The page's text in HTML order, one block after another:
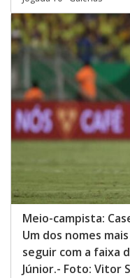
Meio-campista:
Um dos nomes
seguir com a faixa
Júnior.- Foto: Vitor